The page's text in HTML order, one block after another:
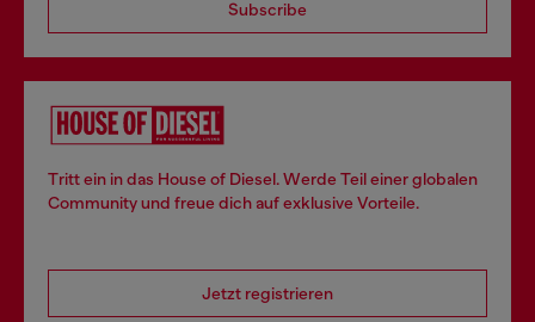
Subscribe
Tritt ein in das House of Diesel. Werde Teil einer globalen
Community und freue dich auf exklusive Vorteile.
Jetzt registrieren